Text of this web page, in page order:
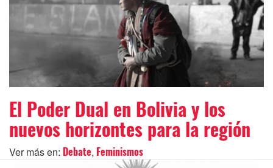
El Poder Dual en Bolivia y los
nuevos horizontes para la región
Ver más en: Debate, Feminismos